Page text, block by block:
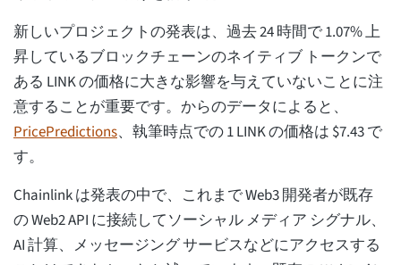
新しいプロジェクトの発表は、過去 24 時間で 1.07% 上
昇しているブロックチェーンのネイティブ トークンで
ある LINK の価格に大きな影響を与えていないことに注
意することが重要です。からのデータによると、
PricePredictions、執筆時点での 1 LINK の価格は $7.43 で
す。
Chainlink は発表の中で、これまで Web3 開発者が既存
の Web2 API に接続してソーシャル メディア シグナル、
AI 計算、メッセージング サービスなどにアクセスする